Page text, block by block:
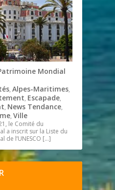
Mondial
,Alpes-Maritimes,
, Escapade,
, News Tendance,
,Ville
le Comité du
a inscrit sur la Liste du
de l’UNESCO […]